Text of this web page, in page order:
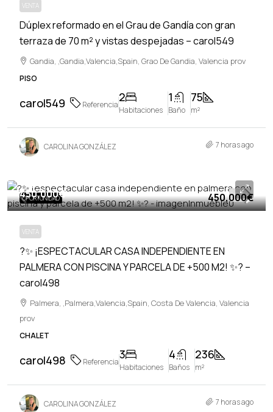
VENTA
Dúplex reformado en el Grau de Gandía con gran
terraza de 70 m² y vistas despejadas – carol549
Gandia, ,Gandia,Valencia,Spain, Grao De Gandia, Valencia prov
PISO
carol549 Referencia
2
Habitaciones
1
Baño
75
m²
CAROLINA GONZÁLEZ 7 horas ago
OPORTUNIDAD VENTA
450,000€
VENTA
?✨ ¡ESPECTACULAR CASA INDEPENDIENTE EN
PALMERA CON PISCINA Y PARCELA DE +500 M2! ✨? –
carol498
450,000€
Palmera, ,Palmera,Valencia,Spain, Costa De Valencia, Valencia
prov
CHALET
carol498 Referencia
3
Habitaciones
4
Baños
236
m²
CAROLINA GONZÁLEZ 7 horas ago